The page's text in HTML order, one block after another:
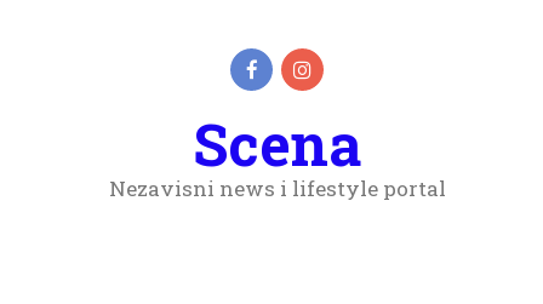
Scena
Nezavisni news i lifestyle portal